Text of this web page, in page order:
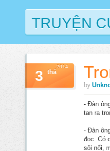
TRUYỆN
by
3 thá
2014
- Đàn
tan ra
- Đàn
đọc. Có
sôi nổi,